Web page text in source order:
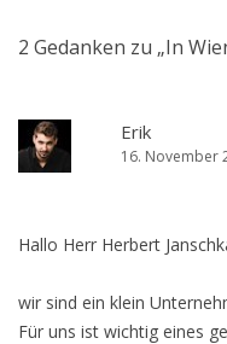
2 Gedanken zu „In
Erik
16. November
Hallo Herr Herbert
wir sind ein klein
Für uns ist wichtig eines